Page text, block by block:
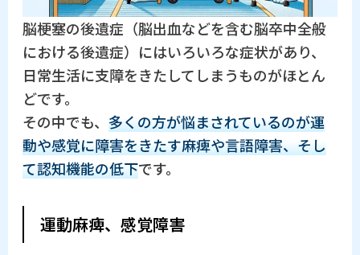
脳梗塞の後遺症（脳出血などを含む脳卒中全般
における後遺症）にはいろいろな症状があり、
日常生活に支障をきたしてしまうものがほとん
どです。
その中でも、 多くの方が悩まされているのが運
動や感覚に障害をきたす麻痺や言語障害、そし
て認知機能の低下です。
運動麻痺、感覚障害